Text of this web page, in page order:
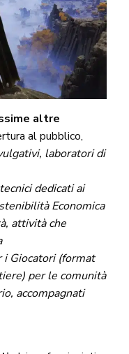
altre
al pubblico,
laboratori di
dedicati ai
Economica
attività che
i Giocatori (format
per le comunità
accompagnati